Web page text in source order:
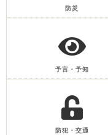
防災
予言・予知
防犯・交通